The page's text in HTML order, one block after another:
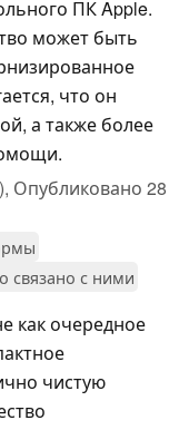
ПК Apple.
может быть
что он
а также более
Опубликовано 28
связано с ними
как очередное
чистую